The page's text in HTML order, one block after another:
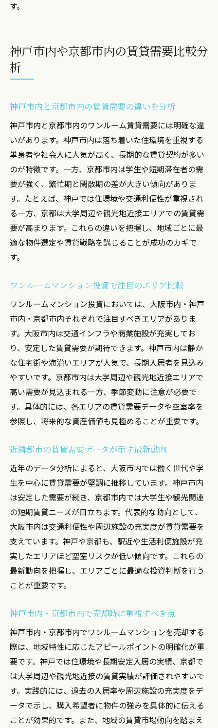
大阪市内ワンルーム売却で利益を最大化す
方
ツ
空室リスクを抑えた売却時の重要ポイント
ワンルームマンション売却時の市場分析の
進め方
実践的な売却ノウハウで賃貸経営を成功へ
導く
不動産市場分析から見る今後の投資判断
市場分析で見極める大阪市内の投資チャン
神戸市内・京都市内の市場分析から学ぶ投
資戦略
賃貸需要データを活かした最新投資判断の
秘訣
大阪市内で収益性を高めるための将来展望
不動産市場分析を踏まえた売却と投資判断
のポイント
す。
神戸市内や京都市内の賃貸需要比較分
析
神戸市内と京都市内の賃貸需要の違いを分析
神戸市内と京都市内のワンルーム賃貸需要には明確な違
いがあります。神戸市内は落ち着いた住環境を重視する
単身者や社会人に人気が高く、長期的な賃貸契約が多い
のが特徴です。一方、京都市内は学生や短期滞在者の需
要が強く、繁忙期と閑散期の差が大きい傾向がありま
す。たとえば、神戸では住環境や交通利便性が重視され
る一方、京都は大学周辺や観光地近接エリアでの賃貸需
要が高まります。これらの違いを把握し、地域ごとに最
適な物件選定や賃貸戦略を講じることが成功のカギで
す。
ワンルームマンション投資で注目のエリア比較
ワンルームマンション投資においては、大阪市内・神戸
市内・京都市内それぞれで注目すべきエリアがありま
す。大阪市内は交通インフラや商業施設が充実してお
り、安定した賃貸需要が期待できます。神戸市内は静か
な住宅街や海沿いエリアが人気で、長期入居者を見込み
やすいです。京都市内は大学周辺や観光地近接エリアで
高い需要が見込まれる一方、季節変動に注意が必要で
す。具体的には、各エリアの賃貸需要データや空室率を
参照し、将来的な資産価値も見極めることが重要です。
近隣都市の賃貸需要データが示す最新動向
近年のデータ分析によると、大阪市内では働く世代や学
生を中心に賃貸需要が堅調に推移しています。神戸市内
は安定した需要が続き、京都市内では大学生や観光関連
の短期賃貸ニーズが目立ちます。代表的な動向として、
大阪市内は交通利便性や周辺施設の充実度が賃貸需要を
支えています。神戸や京都も、駅近や生活利便施設が充
実したエリアほど空室リスクが低い傾向です。これらの
最新動向を把握し、エリアごとに最適な投資判断を行う
ことが重要です。
神戸市内・京都市内で売却時に重視すべき点
神戸市内・京都市内でワンルームマンションを売却する
際は、地域特性に応じたアピールポイントの明確化が重
要です。神戸では住環境や長期安定入居の実績、京都で
は大学周辺や観光地近接の賃貸実績が評価されやすいで
す。実践的には、過去の入居率や周辺施設の充実度をデ
ータで示し、購入希望者に物件の強みを具体的に伝える
ことが効果的です。また、地域の賃貸市場動向を踏まえ